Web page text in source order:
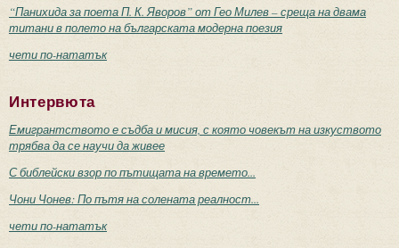
“Панихида за поета П. К. Яворов” от Гео Милев – среща на двама
титани в полето на българската модерна поезия
чети по-нататък
Интервюта
Емигрантството е съдба и мисия, с която човекът на изкуството
трябва да се научи да живее
С библейски взор по пътищата на времето...
Чони Чонев: По пътя на солената реалност...
чети по-нататък